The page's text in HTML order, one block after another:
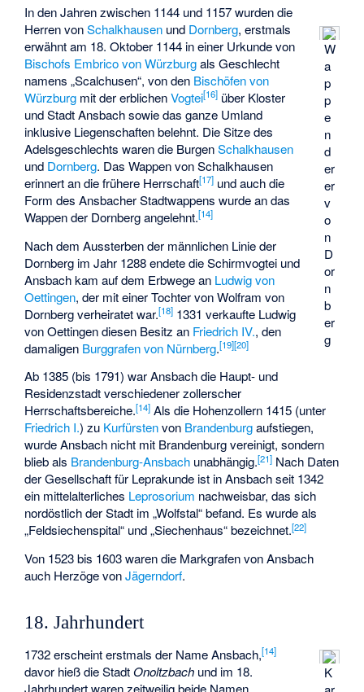
W
a
p
p
e
n
d
er
er
v
o
n
D
or
n
b
er
g
In den Jahren zwischen 1144 und 1157 wurden die
Herren vonSchalkhausen und Dornberg, erstmals
erwähnt am 18. Oktober 1144 in einer Urkunde von
Bischofs Embrico von Würzburgals Geschlecht
namens „Scalchusen“, von den Bischöfen von
Würzburg mit der erblichenVogtei[16] über Kloster
und Stadt Ansbach sowie das ganze Umland
inklusive Liegenschaften belehnt. Die Sitze des
Adelsgeschlechts waren die BurgenSchalkhausen
und Dornberg. Das Wappen von Schalkhausen
erinnert an die frühere Herrschaft[17] und auch die
Form des Ansbacher Stadtwappens wurde an das
Wappen der Dornberg angelehnt.[14]
Nach dem Aussterben der männlichen Linie der
Dornberg im Jahr 1288 endete die Schirmvogtei und
Ansbach kam auf dem Erbwege an Ludwig von
Oettingen, der mit einer Tochter vonWolfram von
Dornbergverheiratet war.[18] 1331 verkaufte Ludwig
von Oettingen diesen Besitz an Friedrich IV., den
damaligen Burggrafen von Nürnberg.[19][20]
Ab 1385 (bis 1791) war Ansbach die Haupt- und
Residenzstadt verschiedener zollerscher
Herrschaftsbereiche.[14] Als die Hohenzollern 1415 (unter
Friedrich I.) zu Kurfürstenvon Brandenburgaufstiegen,
wurde Ansbach nicht mit Brandenburg vereinigt, sondern
blieb als Brandenburg-Ansbach unabhängig.[21] Nach Daten
der Gesellschaft für Leprakunde ist in Ansbach seit 1342
ein mittelalterliches Leprosorium nachweisbar, das sich
nordöstlich der Stadt im „Wolfstal“ befand. Es wurde als
„Feldsiechenspital“ und „Siechenhaus“ bezeichnet.[22]
Von 1523 bis 1603 waren die Markgrafen von Ansbach
auch Herzöge vonJägerndorf.
18. Jahrhundert
K
1732 erscheint erstmals der Name Ansbach,[14]
davor hieß die StadtOnoltzbach und im 18.
Jahrhundert waren zeitweilig beide Namen